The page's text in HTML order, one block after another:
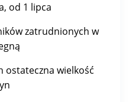
od 1 lipca
zatrudnionych w
ostateczna wielkość